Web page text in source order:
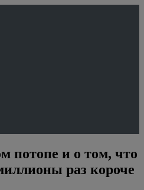
потопе и о том, что
раз короче